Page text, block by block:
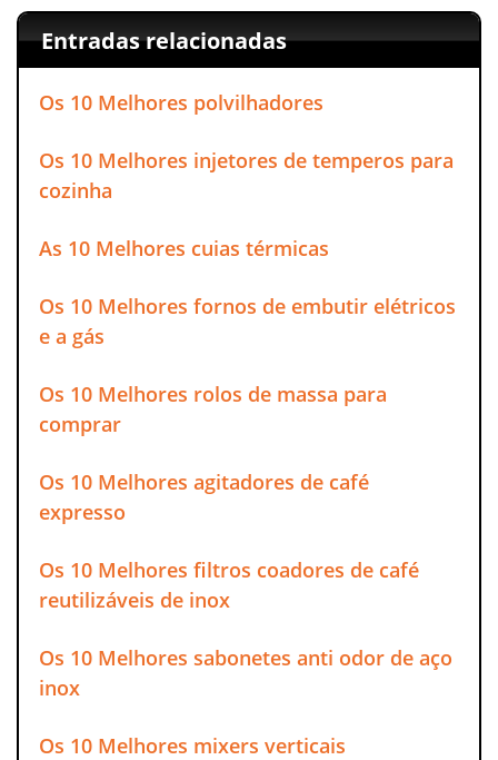
Entradas relacionadas
Os 10 Melhores polvilhadores
Os 10 Melhores injetores de temperos para
cozinha
As 10 Melhores cuias térmicas
Os 10 Melhores fornos de embutir elétricos
e a gás
Os 10 Melhores rolos de massa para
comprar
Os 10 Melhores agitadores de café
expresso
Os 10 Melhores filtros coadores de café
reutilizáveis de inox
Os 10 Melhores sabonetes anti odor de aço
inox
Os 10 Melhores mixers verticais